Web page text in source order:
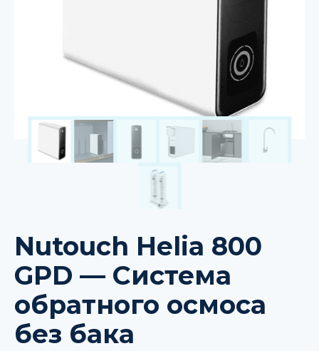
Nutouch Helia 800
GPD — Система
обратного осмоса
без бака